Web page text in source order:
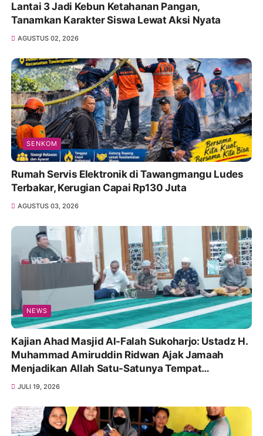
Lantai 3 Jadi Kebun Ketahanan Pangan,
Tanamkan Karakter Siswa Lewat Aksi Nyata
AGUSTUS 02, 2026
SENKOM
Rumah Servis Elektronik di Tawangmangu Ludes
Terbakar, Kerugian Capai Rp130 Juta
AGUSTUS 03, 2026
NEWS
Kajian Ahad Masjid Al-Falah Sukoharjo: Ustadz H.
Muhammad Amiruddin Ridwan Ajak Jamaah
Menjadikan Allah Satu-Satunya Tempat
Bergantung
JULI 19, 2026